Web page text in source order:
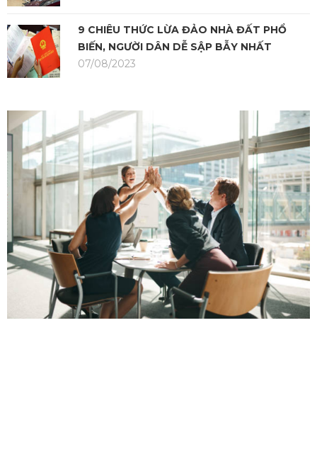
9 CHIÊU THỨC LỪA ĐẢO NHÀ ĐẤT PHỔ
BIẾN, NGƯỜI DÂN DỄ SẬP BẪY NHẤT
07/08/2023